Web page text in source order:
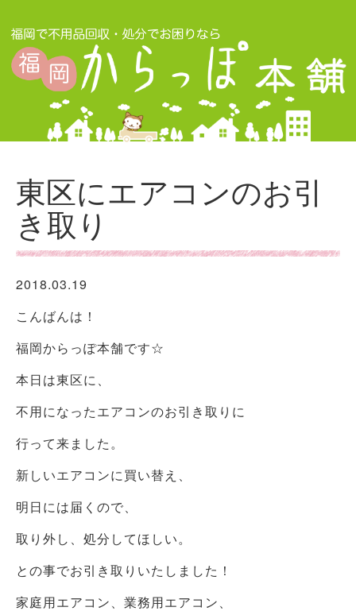
東区にエアコンのお引
き取り
2018.03.19
こんばんは！
福岡からっぽ本舗です☆
本日は東区に、
不用になったエアコンのお引き取りに
行って来ました。
新しいエアコンに買い替え、
明日には届くので、
取り外し、処分してほしい。
との事でお引き取りいたしました！
家庭用エアコン、業務用エアコン、